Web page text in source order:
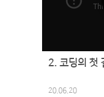
2. 코딩의 첫
20.06.20